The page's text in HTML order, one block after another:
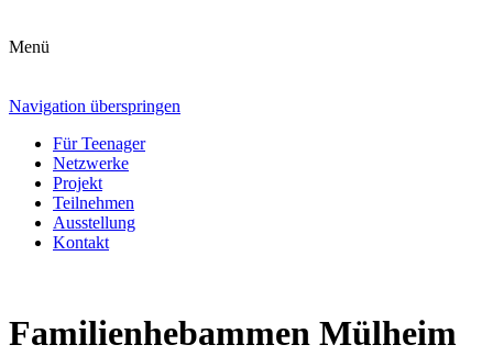
Menü
Navigation überspringen
Für Teenager
Netzwerke
Projekt
Teilnehmen
Ausstellung
Kontakt
Familienhebammen Mülheim